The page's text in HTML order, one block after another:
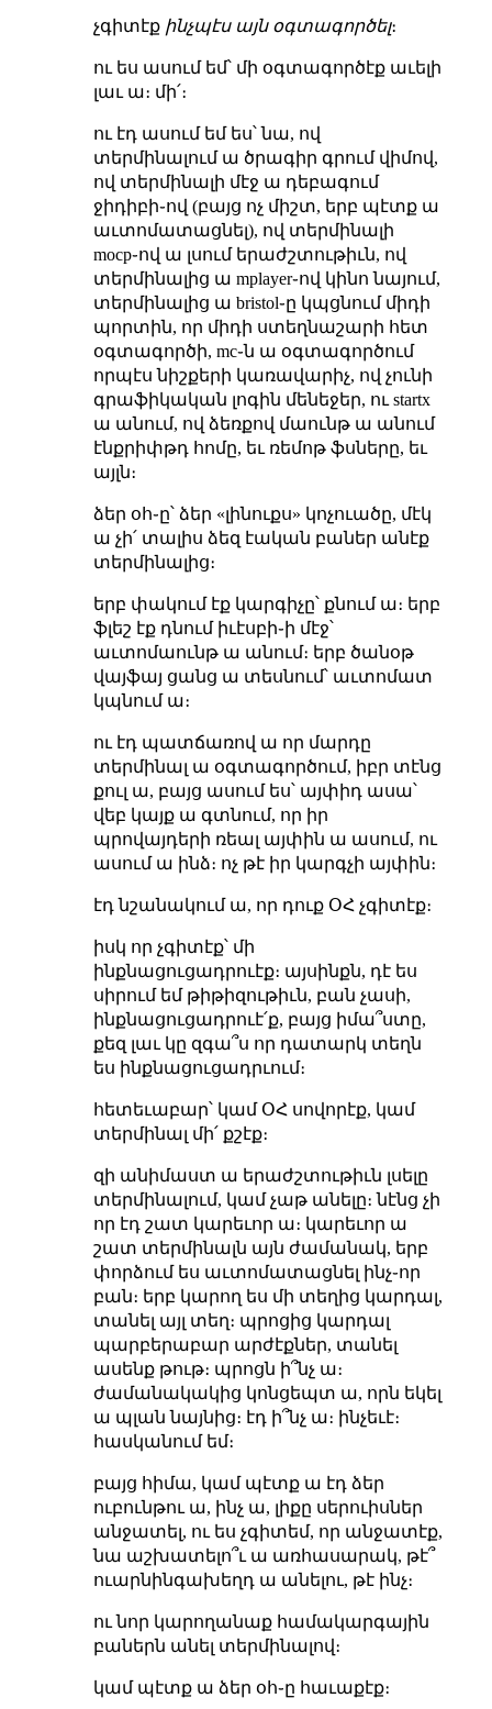
չգիտէք ինչպէս այն օգտագործել։
ու ես ասում եմ՝ մի օգտագործէք աւելի
լաւ ա։ մի՛։
ու էդ ասում եմ ես՝ նա, ով
տերմինալում ա ծրագիր գրում վիմով,
ով տերմինալի մէջ ա դեբագում
ջիդիբի֊ով (բայց ոչ միշտ, երբ պէտք ա
աւտոմատացնել), ով տերմինալի
mocp֊ով ա լսում երաժշտութիւն, ով
տերմինալից ա mplayer֊ով կինո նայում,
տերմինալից ա bristol֊ը կպցնում միդի
պորտին, որ միդի ստեղնաշարի հետ
օգտագործի, mc֊ն ա օգտագործում
որպէս նիշքերի կառավարիչ, ով չունի
գրաֆիկական լոգին մենեջեր, ու startx
ա անում, ով ձեռքով մաունթ ա անում
էնքրիփթդ հոմը, եւ ռեմոթ ֆսները, եւ
այլն։
ձեր օհ֊ը՝ ձեր «լինուքս» կոչուածը, մէկ
ա չի՛ տալիս ձեզ էական բաներ անէք
տերմինալից։
երբ փակում էք կարգիչը՝ քնում ա։ երբ
ֆլեշ էք դնում իւէսբի֊ի մէջ՝
աւտոմաունթ ա անում։ երբ ծանօթ
վայֆայ ցանց ա տեսնում՝ աւտոմատ
կպնում ա։
ու էդ պատճառով ա որ մարդը
տերմինալ ա օգտագործում, իբր տէնց
քուլ ա, բայց ասում ես՝ այփիդ ասա՝
վեբ կայք ա գտնում, որ իր
պրովայդերի ռեալ այփին ա ասում, ու
ասում ա ինձ։ ոչ թէ իր կարգչի այփին։
էդ նշանակում ա, որ դուք ՕՀ չգիտէք։
իսկ որ չգիտէք՝ մի
ինքնացուցադրուէք։ այսինքն, դէ ես
սիրում եմ թիթիզութիւն, բան չասի,
ինքնացուցադրուէ՛ք, բայց իմա՞ստը,
քեզ լաւ կը զգա՞ս որ դատարկ տեղն
ես ինքնացուցադրւում։
հետեւաբար՝ կամ ՕՀ սովորէք, կամ
տերմինալ մի՛ քշէք։
զի անիմաստ ա երաժշտութիւն լսելը
տերմինալում, կամ չաթ անելը։ նէնց չի
որ էդ շատ կարեւոր ա։ կարեւոր ա
շատ տերմինալն այն ժամանակ, երբ
փորձում ես աւտոմատացնել ինչ֊որ
բան։ երբ կարող ես մի տեղից կարդալ,
տանել այլ տեղ։ պրոցից կարդալ
պարբերաբար արժէքներ, տանել
ասենք թութ։ պրոցն ի՞նչ ա։
ժամանակակից կոնցեպտ ա, որն եկել
ա պլան նայնից։ էդ ի՞նչ ա։ ինչեւէ։
հասկանում եմ։
բայց հիմա, կամ պէտք ա էդ ձեր
ուբունթու ա, ինչ ա, լիքը սերուիսներ
անջատել, ու ես չգիտեմ, որ անջատէք,
նա աշխատելո՞ւ ա առհասարակ, թէ՞
ուարնինգախեղդ ա անելու, թէ ինչ։
ու նոր կարողանաք համակարգային
բաներն անել տերմինալով։
կամ պէտք ա ձեր օհ֊ը հաւաքէք։